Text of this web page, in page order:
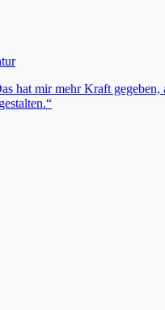
hat mir mehr Kraft